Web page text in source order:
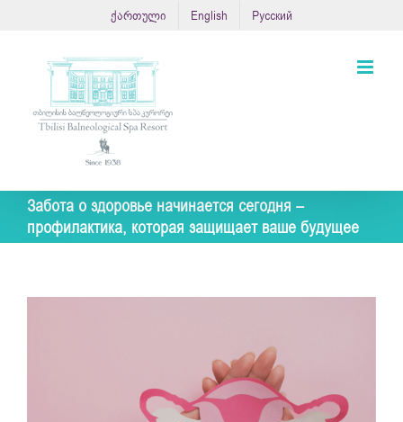
ქართული English Русский
Забота о здоровье начинается сегодня –
профилактика, которая защищает ваше будущее